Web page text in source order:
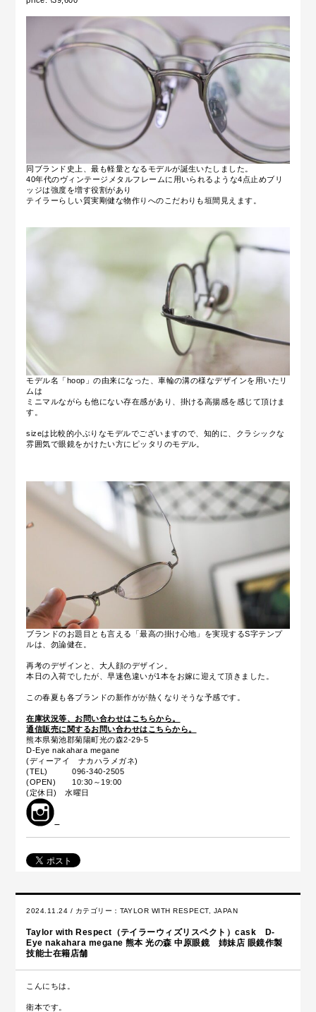
同ブランド史上、最も軽量となるモデルが誕生いたしました。
40年代のヴィンテージメタルフレームに用いられるような4点止めブリ
ッジは強度を増す役割があり
テイラーらしい質実剛健な物作りへのこだわりも垣間見えます。
モデル名「hoop」の由来になった、車輪の溝の様なデザインを用いたリ
ムは
ミニマルながらも他にない存在感があり、掛ける高揚感を感じて頂けま
す。
sizeは比較的小ぶりなモデルでございますので、知的に、クラシックな
雰囲気で眼鏡をかけたい方にピッタリのモデル。
ブランドのお題目とも言える「最高の掛け心地」を実現するS字テンプ
ルは、勿論健在。
再考のデザインと、大人顔のデザイン。
本日の入荷でしたが、早速色違いが1本をお嫁に迎えて頂きました。
この春夏も各ブランドの新作がが熱くなりそうな予感です。
在庫状況等、お問い合わせはこちらから。
通信販売に関するお問い合わせはこちらから。
熊本県菊池郡菊陽町光の森2-29-5
D-Eye nakahara megane
(ディーアイ ナカハラメガネ)
(TEL) 096-340-2505
(OPEN) 10:30～19:00
(定休日) 水曜日
2024.11.24 / カテゴリー： TAYLOR WITH RESPECT, JAPAN
Taylor with Respect（テイラーウィズリスペクト）cask D-
Eye nakahara megane 熊本 光の森 中原眼鏡 姉妹店 眼鏡作製
技能士在籍店舗
こんにちは。
衛本です。